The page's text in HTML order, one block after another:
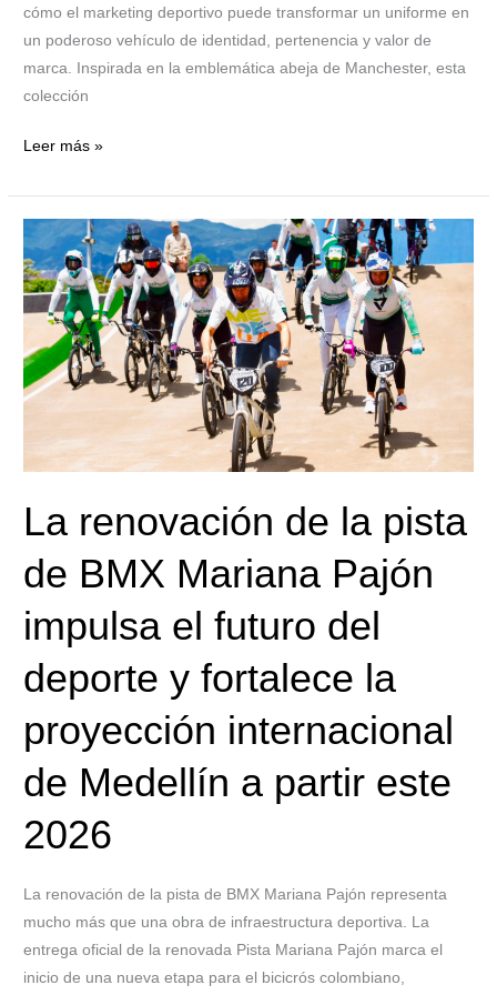
cómo el marketing deportivo puede transformar un uniforme en
un poderoso vehículo de identidad, pertenencia y valor de
marca. Inspirada en la emblemática abeja de Manchester, esta
colección
Leer más »
La renovación de la pista
de BMX Mariana Pajón
impulsa el futuro del
deporte y fortalece la
proyección internacional
de Medellín a partir este
2026
La renovación de la pista de BMX Mariana Pajón representa
mucho más que una obra de infraestructura deportiva. La
entrega oficial de la renovada Pista Mariana Pajón marca el
inicio de una nueva etapa para el bicicrós colombiano,
La
renovación
de
la
pista
de
BMX
Pajón
el
futuro
del
deporte
y
fortalece
la
proyección
internacional
Medellín
partir
2026